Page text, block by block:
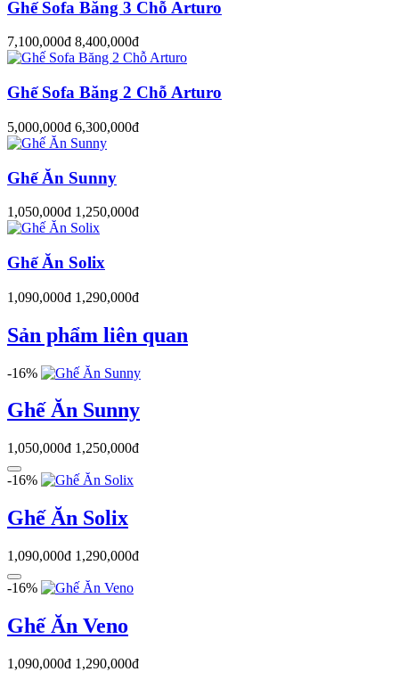
Ghế Sofa Băng 3 Chỗ Arturo
7,100,000đ 8,400,000đ
Ghế Sofa Băng 2 Chỗ Arturo
5,000,000đ 6,300,000đ
Ghế Ăn Sunny
1,050,000đ 1,250,000đ
Ghế Ăn Solix
1,090,000đ 1,290,000đ
Sản phẩm liên quan
-16%
Ghế Ăn Sunny
1,050,000đ 1,250,000đ
-16%
Ghế Ăn Solix
1,090,000đ 1,290,000đ
-16%
Ghế Ăn Veno
1,090,000đ 1,290,000đ